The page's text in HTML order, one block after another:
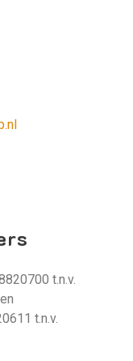
t.n.v.
t.n.v.